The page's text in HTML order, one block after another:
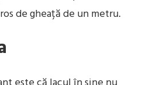
de gheață de un metru.